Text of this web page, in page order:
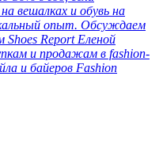
вешалках и обувь на
опыт. Обсуждаем
Report Еленой
и продажам в fashion-
и байеров Fashion